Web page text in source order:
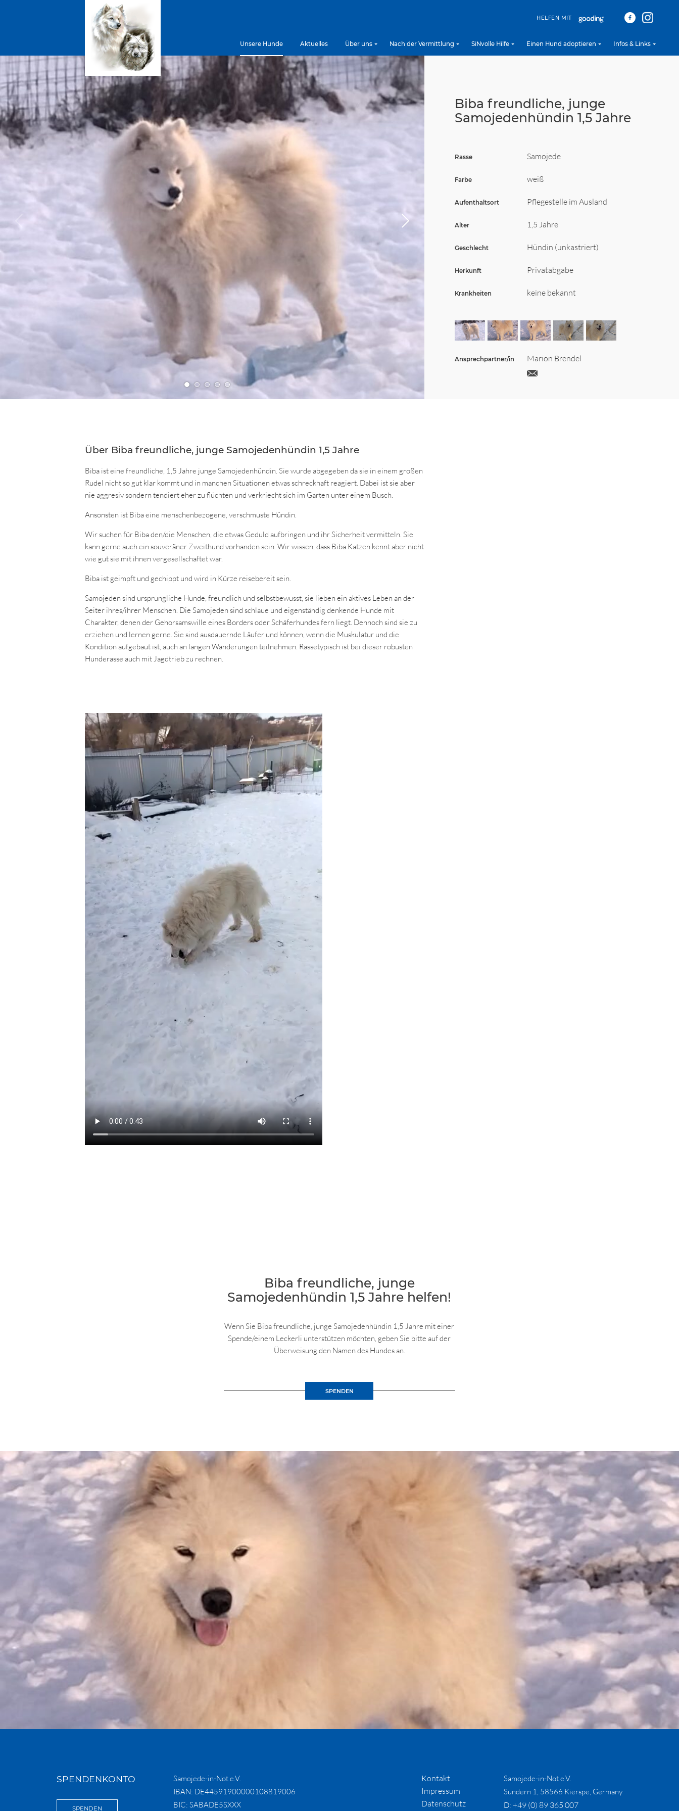
HELFEN MIT
Unsere Hunde Aktuelles Über uns Nach der Vermittlung SiNvolle Hilfe Einen Hund adoptieren Infos & Links
Gehe
zu
Gehe
zu
Gehe
zu
Gehe
zu
Gehe
zu
Biba freundliche, junge
Samojedenhündin 1,5 Jahre
Rasse Samojede
Farbe weiß
Aufenthaltsort Pflegestelle im Ausland
Alter 1,5 Jahre
Geschlecht Hündin (unkastriert)
Herkunft Privatabgabe
Krankheiten keine bekannt
Ansprechpartner/in Marion Brendel
Über Biba freundliche, junge Samojedenhündin 1,5 Jahre
Biba ist eine freundliche, 1,5 Jahre junge Samojedenhündin. Sie wurde abgegeben da sie in einem großen
Rudel nicht so gut klar kommt und in manchen Situationen etwas schreckhaft reagiert. Dabei ist sie aber
nie aggresiv sondern tendiert eher zu flüchten und verkriecht sich im Garten unter einem Busch.
Ansonsten ist Biba eine menschenbezogene, verschmuste Hündin.
Wir suchen für Biba den/die Menschen, die etwas Geduld aufbringen und ihr Sicherheit vermitteln. Sie
kann gerne auch ein souveräner Zweithund vorhanden sein. Wir wissen, dass Biba Katzen kennt aber nicht
wie gut sie mit ihnen vergesellschaftet war.
Biba ist geimpft und gechippt und wird in Kürze reisebereit sein.
Samojeden sind ursprüngliche Hunde, freundlich und selbstbewusst, sie lieben ein aktives Leben an der
Seiter ihres/ihrer Menschen. Die Samojeden sind schlaue und eigenständig denkende Hunde mit
Charakter, denen der Gehorsamswille eines Borders oder Schäferhundes fern liegt. Dennoch sind sie zu
erziehen und lernen gerne. Sie sind ausdauernde Läufer und können, wenn die Muskulatur und die
Kondition aufgebaut ist, auch an langen Wanderungen teilnehmen. Rassetypisch ist bei dieser robusten
Hunderasse auch mit Jagdtrieb zu rechnen.
Biba freundliche, junge
Samojedenhündin 1,5 Jahre helfen!
Wenn Sie Biba freundliche, junge Samojedenhündin 1,5 Jahre mit einer
Spende/einem Leckerli unterstützen möchten, geben Sie bitte auf der
Überweisung den Namen des Hundes an.
SPENDEN
SPENDENKONTO
SPENDEN
Samojede-in-Not e.V.
IBAN: DE44591900000108819006
BIC: SABADE5SXXX
Kontakt
Impressum
Datenschutz
Samojede-in-Not e.V.
Sundern 1, 58566 Kierspe, Germany
D: +49 (0) 89 365 007